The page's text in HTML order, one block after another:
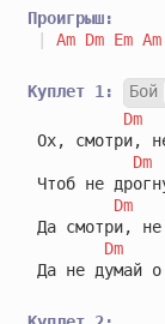
Проигрыш:
Am Dm Em Am
Куплет 1:
Бой
Dm
Ох, смотри,
Dm
Чтоб не
Dm
Да смотри, не
Dm
Да не думай о